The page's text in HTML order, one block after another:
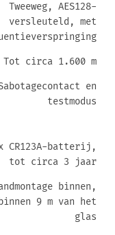
Tweeweg, AES128-
versleuteld, met
Tot circa 1.600 m
en
testmodus
CR123A-batterij,
tot circa 3 jaar
binnen,
binnen 9 m van het
glas